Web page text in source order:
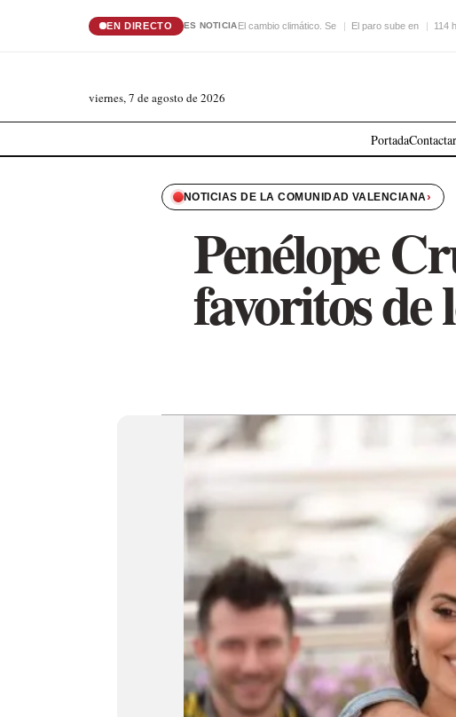
EN DIRECTO ES NOTICIAEl cambio climático. Se El paro sube en 114
viernes, 7 de agosto de 2026
PortadaContactar
NOTICIAS DE LA COMUNIDAD VALENCIANA›
Penélope
favoritos de